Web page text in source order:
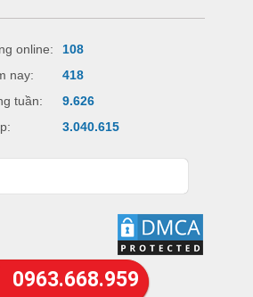
online:
108
nay:
418
tuần:
9.626
3.040.615
0963.668.959